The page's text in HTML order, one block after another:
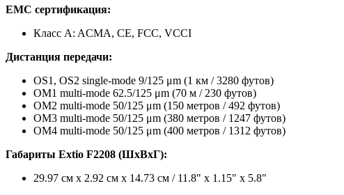
EMC сертификация:
Класс A: ACMA, CE, FCC, VCCI
Дистанция передачи:
OS1, OS2 single-mode 9/125 μm (1 км / 3280 футов)
OM1 multi-mode 62.5/125 μm (70 м / 230 футов)
OM2 multi-mode 50/125 μm (150 метров / 492 футов)
OM3 multi-mode 50/125 μm (380 метров / 1247 футов)
OM4 multi-mode 50/125 μm (400 метров / 1312 футов)
Габариты Extio F2208 (ШxВxГ):
29.97 см x 2.92 см x 14.73 см / 11.8" x 1.15" x 5.8"